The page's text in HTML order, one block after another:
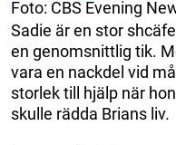
Foto: CBS Evening
Sadie är en stor
en genomsnittlig tik.
vara en nackdel vid
storlek till hjälp när
skulle rädda Brians liv.